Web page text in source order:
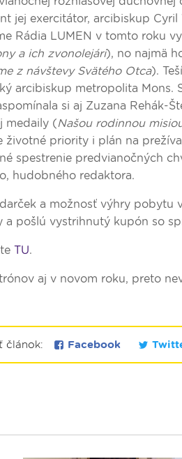
jej exercitátor, arcibiskup
Rádia LUMEN v tomto roku
a ich zvonolejári), no najmä
z návštevy Svätého Otca).
arcibiskup metropolita Mons.
si aj Zuzana Rehák-
medaily (Našou rodinnou
životné priority i plán na
spestrenie predvianočných
hudobného redaktora.
a možnosť výhry pobytu
a pošlú vystrihnutý kupón so
TU.
aj v novom roku, preto
článok: Facebook